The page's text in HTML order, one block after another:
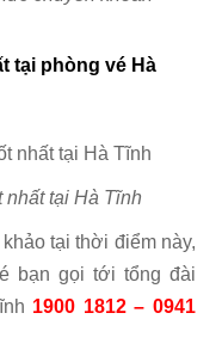
tại phòng vé Hà
nhất tại Hà Tĩnh
tại thời điểm này,
bạn gọi tới tổng đài
1900 1812 – 0941